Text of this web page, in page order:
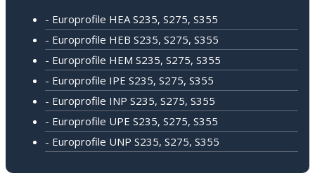
- Europrofile HEA S235, S275, S355
- Europrofile HEB S235, S275, S355
- Europrofile HEM S235, S275, S355
- Europrofile IPE S235, S275, S355
- Europrofile INP S235, S275, S355
- Europrofile UPE S235, S275, S355
- Europrofile UNP S235, S275, S355